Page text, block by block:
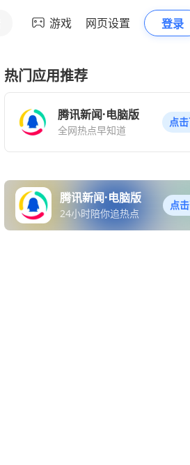
游戏 网页设置 登录
热门应用推荐
腾讯新闻·电脑版
全网热点早知道
点
腾讯新闻·电脑版
24小时陪你追热点
点